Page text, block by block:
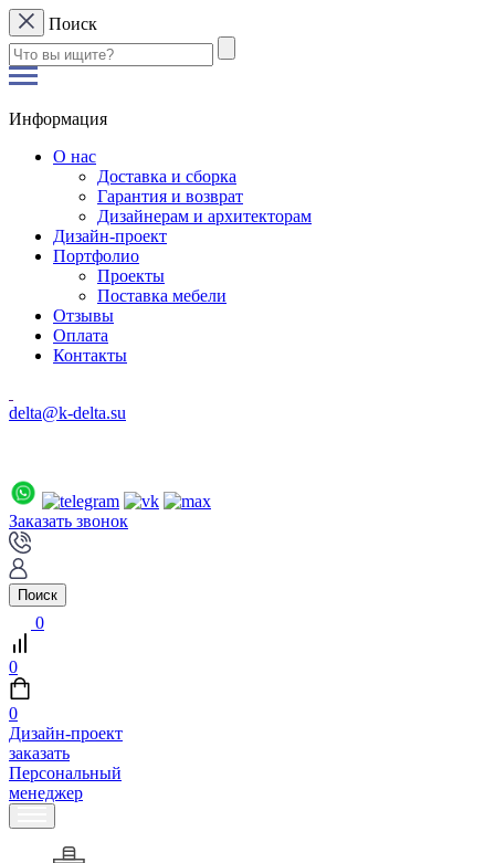
Поиск
Информация
О нас
Доставка и сборка
Гарантия и возврат
Дизайнерам и архитекторам
Дизайн-проект
Портфолио
Проекты
Поставка мебели
Отзывы
Оплата
Контакты
delta@k-delta.su
Заказать звонок
Поиск
0
0
0
Дизайн-проект
заказать
Персональный
менеджер